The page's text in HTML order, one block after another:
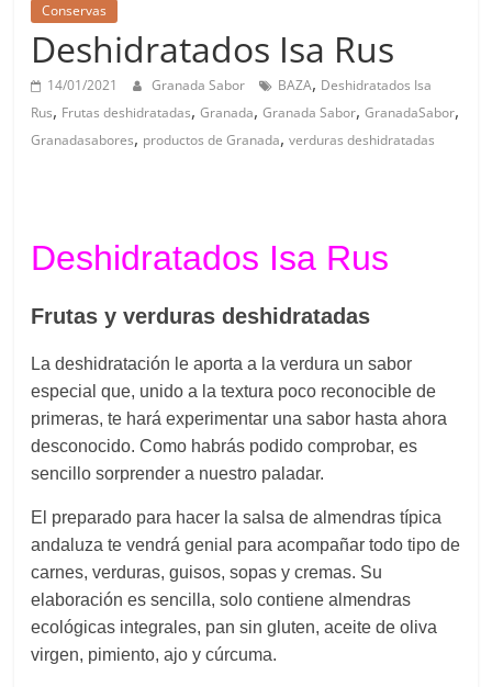
Conservas
Deshidratados Isa Rus
14/01/2021 Granada Sabor BAZA, Deshidratados Isa
Rus, Frutas deshidratadas,Granada,Granada Sabor,GranadaSabor,
Granadasabores, productos de Granada,verduras deshidratadas
Deshidratados Isa Rus
Frutas y verduras deshidratadas
La deshidratación le aporta a la verdura un sabor
especial que, unido a la textura poco reconocible de
primeras, te hará experimentar una sabor hasta ahora
desconocido. Como habrás podido comprobar, es
sencillo sorprender a nuestro paladar.
El preparado para hacer la salsa de almendras típica
andaluza te vendrá genial para acompañar todo tipo de
carnes, verduras, guisos, sopas y cremas. Su
elaboración es sencilla, solo contiene almendras
ecológicas integrales, pan sin gluten, aceite de oliva
virgen, pimiento, ajo y cúrcuma.